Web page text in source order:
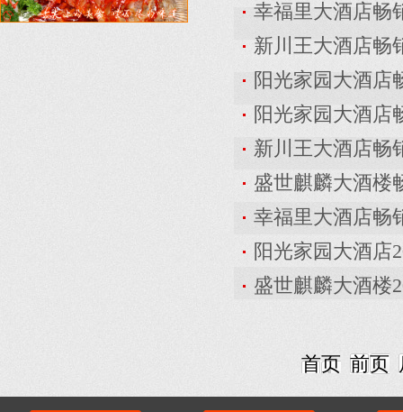
幸福里大酒店畅
新川王大酒店畅
阳光家园大酒店
阳光家园大酒店
新川王大酒店畅
盛世麒麟大酒楼
幸福里大酒店畅
阳光家园大酒店
盛世麒麟大酒楼
首页 前页